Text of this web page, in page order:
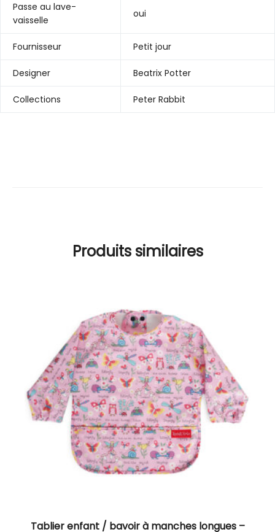
Passe au lave-
vaisselle
oui
Fournisseur Petit jour
Designer Beatrix Potter
Collections Peter Rabbit
Produits similaires
Tablier enfant / bavoir à manches longues –